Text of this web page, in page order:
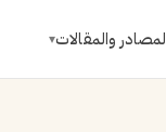
والمقالات▾